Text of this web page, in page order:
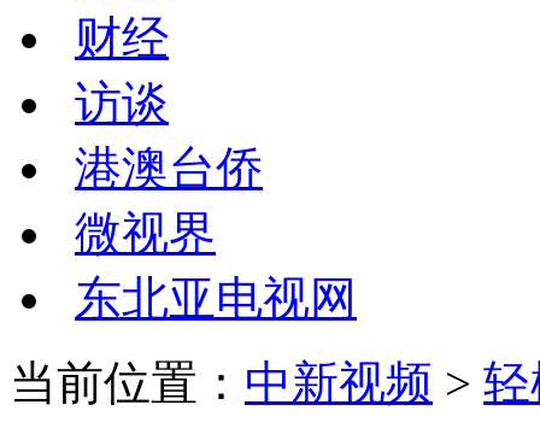
财经
访谈
港澳台侨
微视界
东北亚电视网
当前位置： 中新视频 >